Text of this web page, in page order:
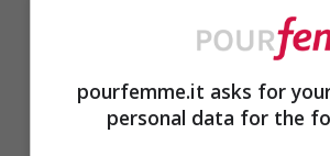
rimedi e quando
preoccuparsi
pourfemme.it asks for
personal data for the